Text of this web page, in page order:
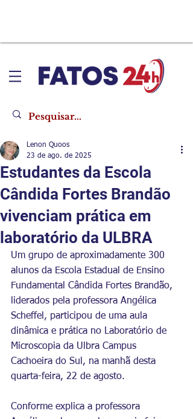
Estudantes da Escola
Cândida Fortes Brandão
vivenciam prática em
laboratório da ULBRA
Lenon Quoos
23 de ago. de 2025
Um grupo de aproximadamente 300
alunos da Escola Estadual de Ensino
Fundamental Cândida Fortes Brandão,
liderados pela professora Angélica
Scheffel, participou de uma aula
dinâmica e prática no Laboratório de
Microscopia da Ulbra Campus
Cachoeira do Sul, na manhã desta
quarta-feira, 22 de agosto.
Conforme explica a professora